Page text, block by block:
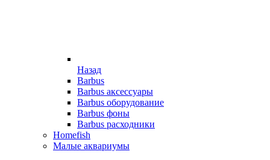
Назад
Barbus
Barbus аксессуары
Barbus оборудование
Barbus фоны
Barbus расходники
Homefish
Малые аквариумы